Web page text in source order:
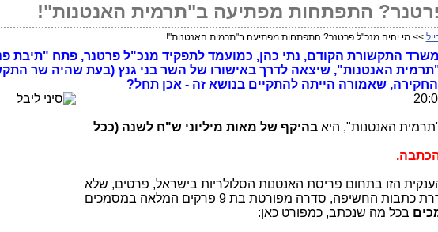
התפתחות מפתיעה ב"תרמית האנטנות"!
>> מי יהיה מנכ"ל פרטנר? התפתחות מפתיעה ב"תרמית האנטנות"!
התקשורת הקודם, נתי כהן, כמועמד לתפקיד מנכ"ל פרטנר, פתח "תיבת
האנטנות", שיצאה לדרך באישורו של השר בני גנץ (בעת שהיה שר
שאמורה הייתה להתקיים בנושא זה - אכן תחל?
האנטנות", היאבהיקף של מאות מיליוני ש"ח לשנה (ככל
הזו בתחום פריסת האנטנות הסלולריות בישראל, פרטים, שלא
אחזור עליהם כאן, יש בסדרת כתבות החשיפה, סדרה מפורטת בת 9 פרקים המלאה במסמכים
בכל מה שנכתב, כמפורט כאן: